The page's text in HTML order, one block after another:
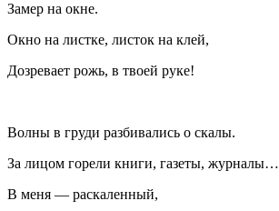
Замер на окне.
Окно на листке, листок на клей,
Дозревает рожь, в твоей руке!
Волны в груди разбивались о скалы.
За лицом горели книги, газеты, журналы…
В меня — раскаленный,